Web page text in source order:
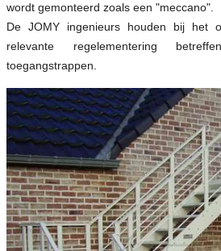
wordt gemonteerd zoals een "meccano".
De JOMY ingenieurs houden bij het
relevante regelementering
toegangstrappen.